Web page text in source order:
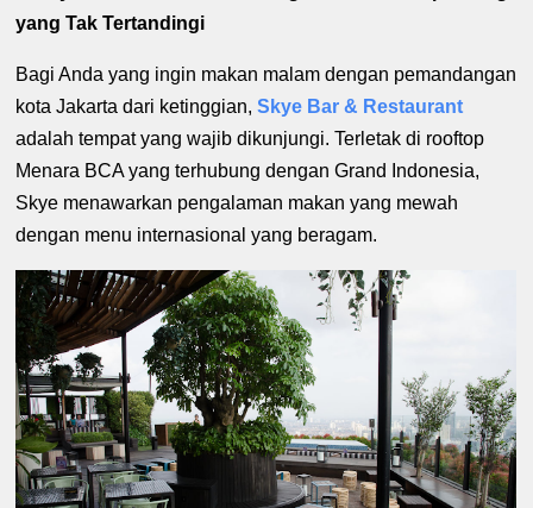
yang Tak Tertandingi
Bagi Anda yang ingin makan malam dengan pemandangan
kota Jakarta dari ketinggian,Skye Bar & Restaurant
adalah tempat yang wajib dikunjungi. Terletak di rooftop
Menara BCA yang terhubung dengan Grand Indonesia,
Skye menawarkan pengalaman makan yang mewah
dengan menu internasional yang beragam.